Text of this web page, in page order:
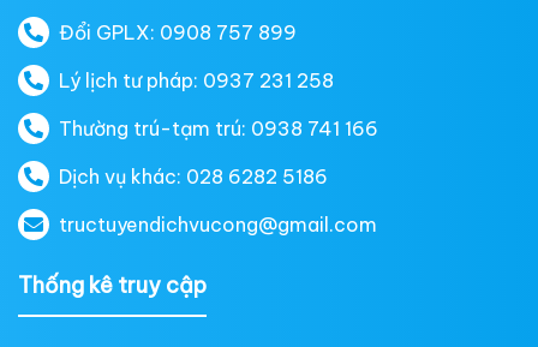
Đổi GPLX: 0908 757 899
Lý lịch tư pháp: 0937 231 258
Thường trú-tạm trú: 0938 741 166
Dịch vụ khác: 028 6282 5186
tructuyendichvucong@gmail.com
Thống kê truy cập